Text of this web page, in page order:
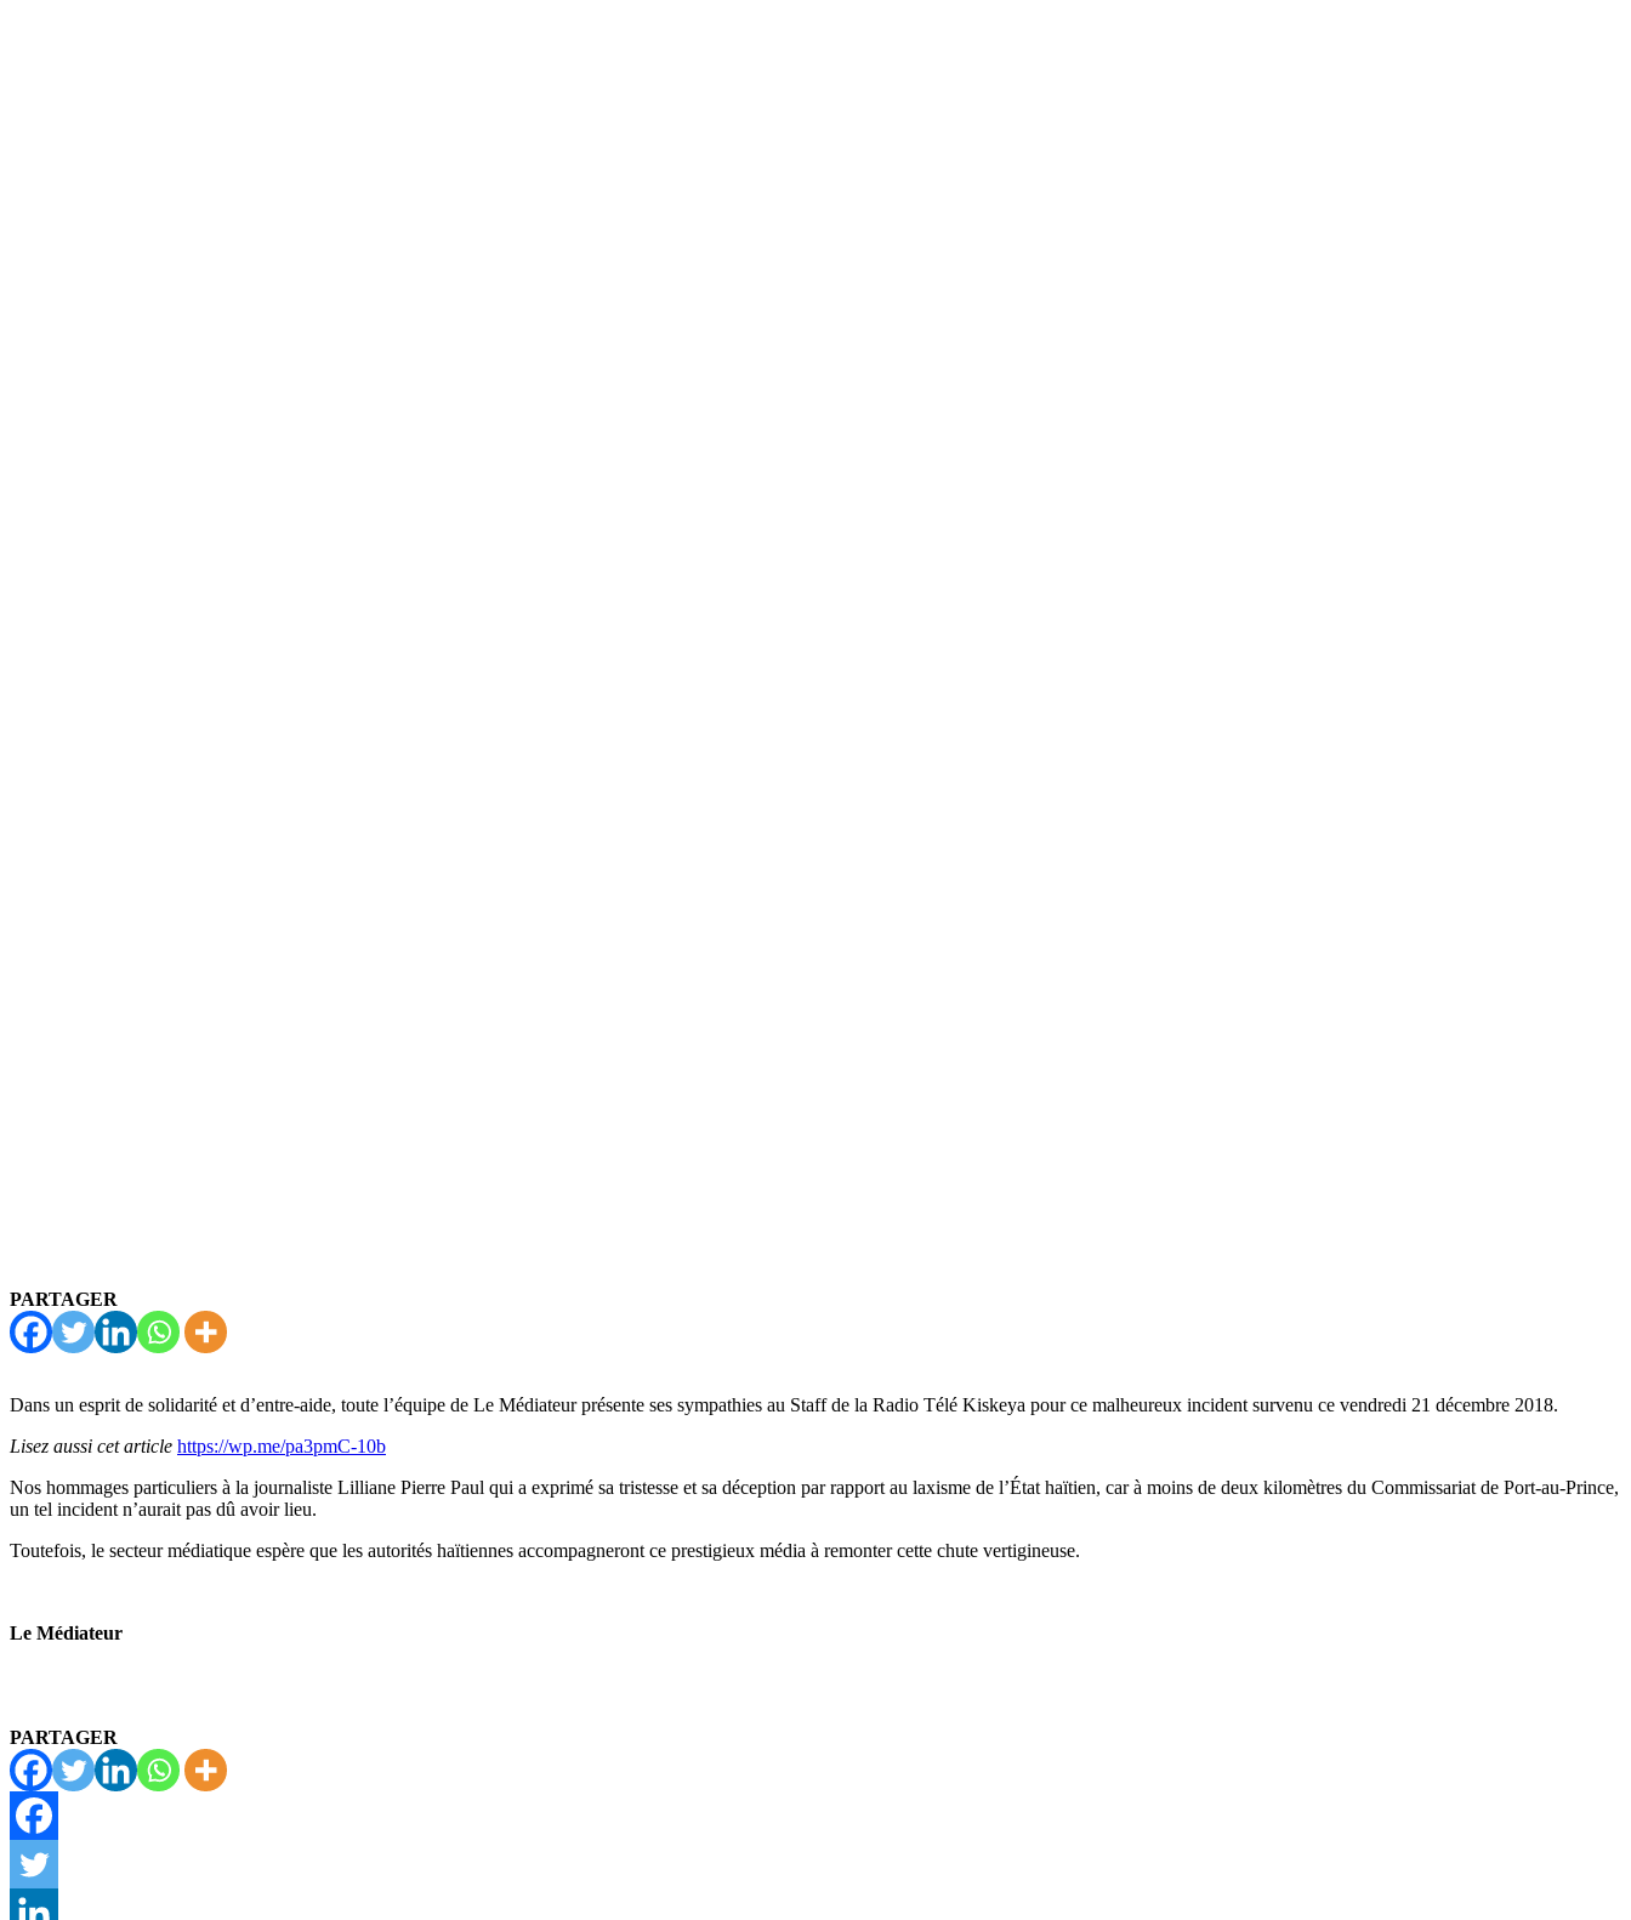
PARTAGER
Dans un esprit de solidarité et d’entre-aide, toute l’équipe de Le Médiateur présente ses sympathies au Staff de la Radio Télé Kiskeya pour ce malheureux incident survenu ce vendredi 21 décembre 2018.
Lisez aussi cet article https://wp.me/pa3pmC-10b
Nos hommages particuliers à la journaliste Lilliane Pierre Paul qui a exprimé sa tristesse et sa déception par rapport au laxisme de l’État haïtien, car à moins de deux kilomètres du Commissariat de Port-au-Prince,
un tel incident n’aurait pas dû avoir lieu.
Toutefois, le secteur médiatique espère que les autorités haïtiennes accompagneront ce prestigieux média à remonter cette chute vertigineuse.
Le Médiateur
PARTAGER